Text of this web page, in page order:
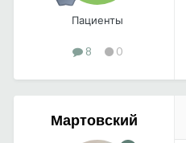
Пациенты
8 0
Мартовский